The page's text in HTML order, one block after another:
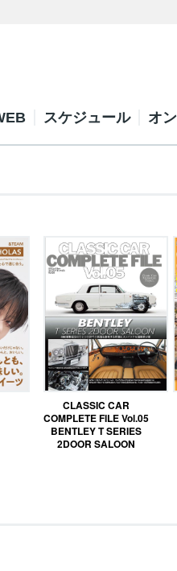
スケジュール オ
CLASSIC CAR
COMPLETE FILE Vol.05
BENTLEY T SERIES
2DOOR SALOON